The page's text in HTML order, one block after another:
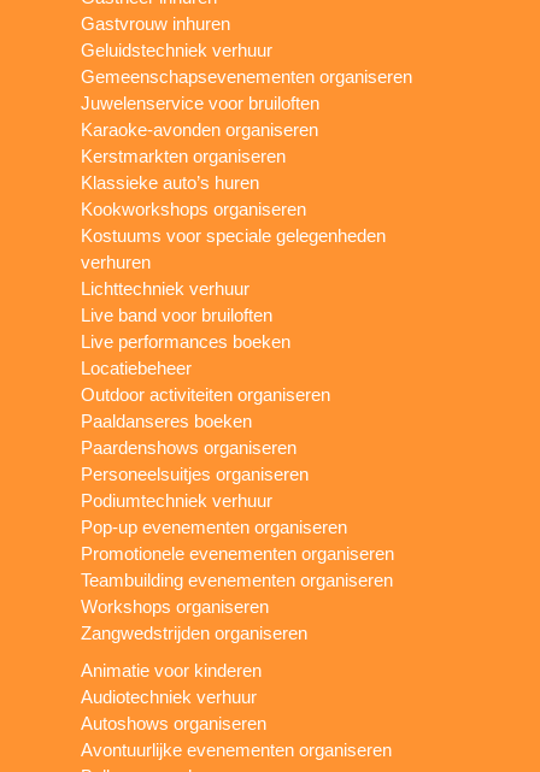
Gastvrouw inhuren
Geluidstechniek verhuur
Gemeenschapsevenementen organiseren
Juwelenservice voor bruiloften
Karaoke-avonden organiseren
Kerstmarkten organiseren
Klassieke auto’s huren
Kookworkshops organiseren
Kostuums voor speciale gelegenheden
verhuren
Lichttechniek verhuur
Live band voor bruiloften
Live performances boeken
Locatiebeheer
Outdoor activiteiten organiseren
Paaldanseres boeken
Paardenshows organiseren
Personeelsuitjes organiseren
Podiumtechniek verhuur
Pop-up evenementen organiseren
Promotionele evenementen organiseren
Teambuilding evenementen organiseren
Workshops organiseren
Zangwedstrijden organiseren
Animatie voor kinderen
Audiotechniek verhuur
Autoshows organiseren
Avontuurlijke evenementen organiseren